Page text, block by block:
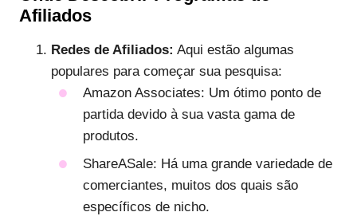
Afiliados
Redes de Afiliados: Aqui estão algumas
populares para começar sua pesquisa:
Amazon Associates: Um ótimo ponto de
partida devido à sua vasta gama de
produtos.
ShareASale: Há uma grande variedade de
comerciantes, muitos dos quais são
específicos de nicho.